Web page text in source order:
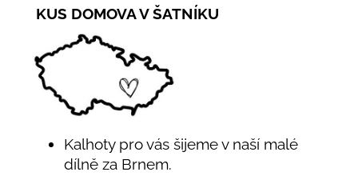
KUS DOMOVA V ŠATNÍKU
Kalhoty pro vás šijeme v naší malé
dílně za Brnem.